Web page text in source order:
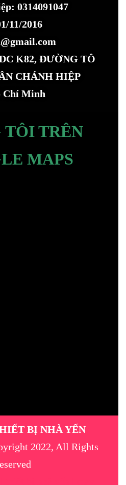
0314091047
11/2016
K82, ĐƯỜNG TÔ
CHÁNH HIỆP
Chí Minh
TÔI TRÊN
MAPS
BỊ NHÀ YẾN
2022, All Rights